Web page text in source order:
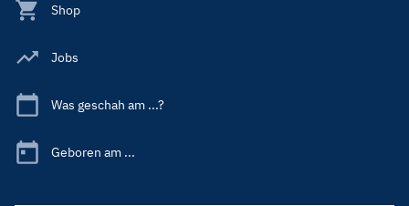
Shop
Jobs
Was geschah am ...?
Geboren am ...